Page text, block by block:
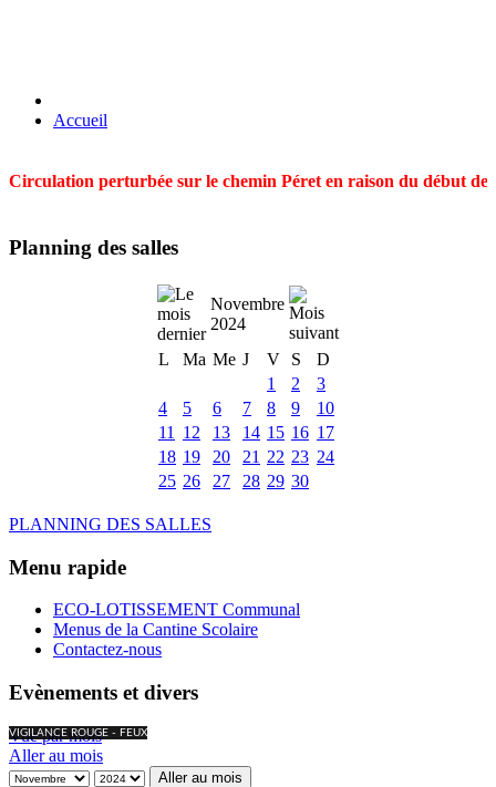
Accueil
Circulation perturbée sur le chemin Péret en raison du début
Planning des salles
Novembre
2024
L
Ma Me J V S
D
1
2
3
4
5 6 7 8 9
10
11
12 13 14 15 16 17
18 19 20 21 22 23 24
25 26 27 28 29 30
PLANNING DES SALLES
Menu rapide
ECO-LOTISSEMENT Communal
Menus de la Cantine Scolaire
Contactez-nous
Evènements et divers
VIGILANCE ROUGE - FEUX
Vue par mois
Aller au mois
Aller au mois